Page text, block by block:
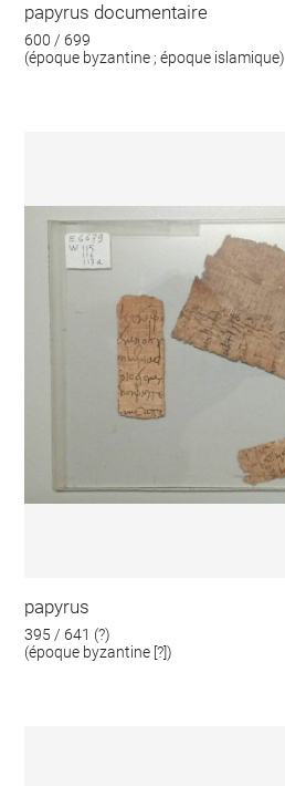
papyrus documentaire
600 / 699
(époque byzantine ; époque islamique)
papyrus
395 / 641 (?)
(époque byzantine [?])